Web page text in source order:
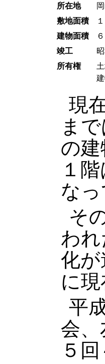
所在地
敷地面積
建物面積
竣工
所有権
現
ま
の
１
なっ
そ
わ
化
に
平
会
５